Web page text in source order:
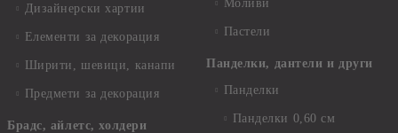
Дизайнерски хартии
Елементи за декорация
Ширити, шевици, канапи
Предмети за декорация
Брадс, айлетс, холдери
Моливи
Пастели
Панделки, дантели и други
Панделки
Панделки 0,60 см